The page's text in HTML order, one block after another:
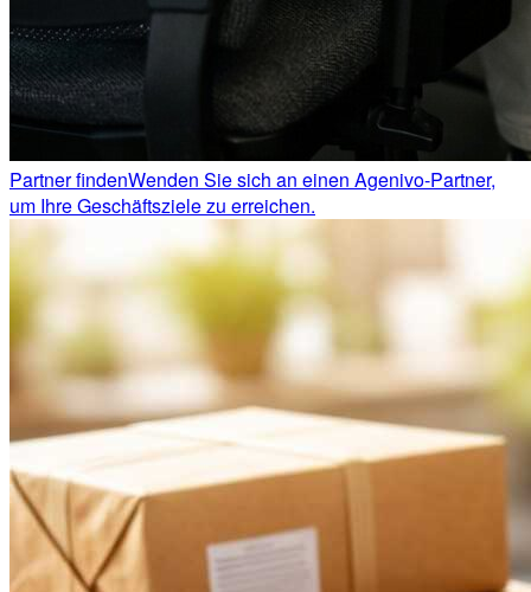
Partner findenWenden Sie sich an einen Agenivo-Partner,
um Ihre Geschäftsziele zu erreichen.